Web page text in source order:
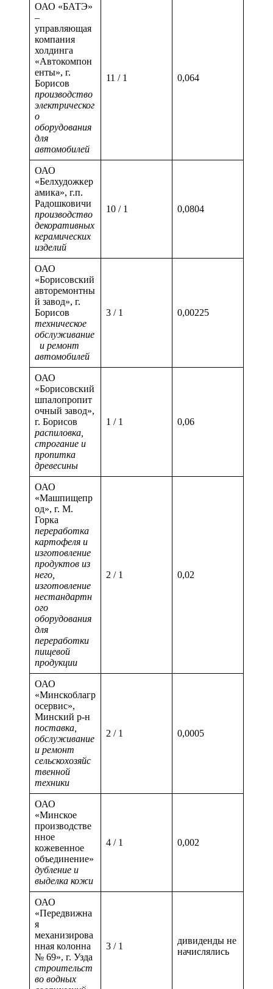
ОАО «БАТЭ»
–
управляющая
компания
холдинга
«Автокомпон
енты», г.
Борисов
производство
электрическог
о
оборудования
для
автомобилей
11 / 1 0,064
ОАО
«Белхудожкер
амика», г.п.
Радошковичи
производство
декоративных
керамических
изделий
10 / 1 0,0804
ОАО
«Борисовский
авторемонтны
й завод», г.
Борисов
техническое
обслуживание
и ремонт
автомобилей
3 / 1 0,00225
ОАО
«Борисовский
шпалопропит
очный завод»,
г. Борисов
распиловка,
строгание и
пропитка
древесины
1 / 1 0,06
ОАО
«Машпищепр
од», г. М.
Горка
переработка
картофеля и
изготовление
продуктов из
него,
изготовление
нестандартн
ого
оборудования
для
переработки
пищевой
продукции
2 / 1 0,02
ОАО
«Минскоблагр
осервис»,
Минский р-н
поставка,
обслуживание
и ремонт
сельскохозяйс
твенной
техники
2 / 1 0,0005
ОАО
«Минское
производстве
нное
кожевенное
объединение»
дубление и
выделка кожи
4 / 1 0,002
ОАО
«Передвижна
я
механизирова
нная колонна
№ 69», г. Узда
строительст
во водных
3 / 1
дивиденды не
начислялись